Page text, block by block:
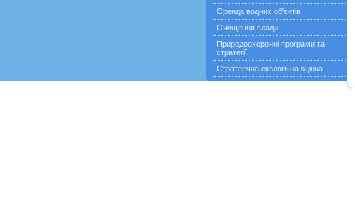
Оренда водних об'єктів
Очищення влади
Природоохоронні програми та
стратегії
Стратегічна екологічна оцінка